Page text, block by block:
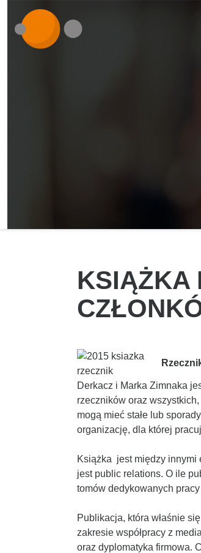
KSIĄŻKA
Derkacz i Marka Zimnaka
rzeczników oraz
mogą mieć stałe lub
organizację, dla której
Książka jest między innymi
jest public relations. O ile
tomów dedykowanych
Publikacja, która właśnie
zakresie współpracy z
oraz dyplomatyka firmowa.